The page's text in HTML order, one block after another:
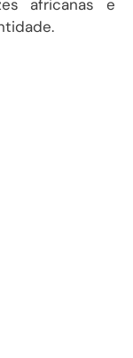
africanas e